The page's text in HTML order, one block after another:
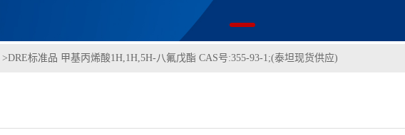
>DRE标准品 甲基丙烯酸1H,1H,5H-八氟戊酯 CAS号:355-93-1;(泰坦现货供应)